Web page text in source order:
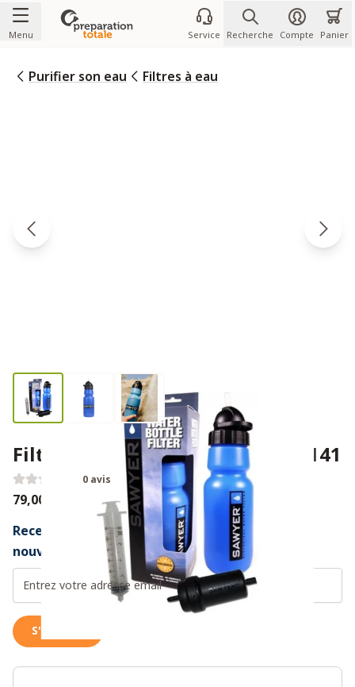
Allez au contenu
Menu Service Recherche Compte Panier
Purifier son eau Filtres à eau
Filtre à eau Sawyer Personal SP141
0 avis
79,00€
Recevez un message dès que ce produit est à
nouveau disponible
S'inscrire